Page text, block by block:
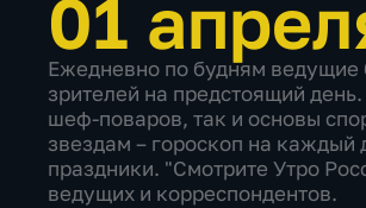
01
Ежедневно по будням ведущие
зрителей на предстоящий
шеф-поваров, так и основы
звездам – гороскоп на каждый
праздники. "Смотрите Утро
ведущих и корреспондентов.